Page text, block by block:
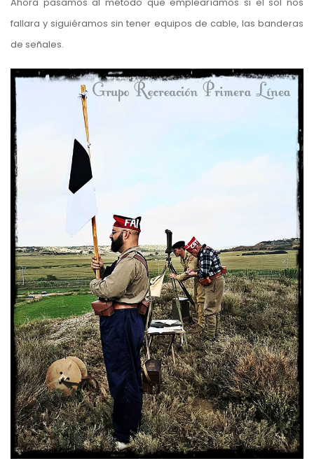
fallara y siguiéramos sin tener equipos de cable, las banderas
de señales.